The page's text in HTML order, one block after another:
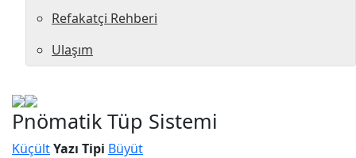
Refakatçi Rehberi
Ulaşım
Pnömatik Tüp Sistemi
KüçültYazı Tipi Büyüt